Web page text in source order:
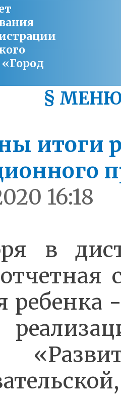
«Город
§
итоги
16:18
в
ребенка